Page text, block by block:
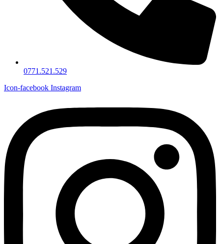
0771.521.529
Icon-facebook Instagram